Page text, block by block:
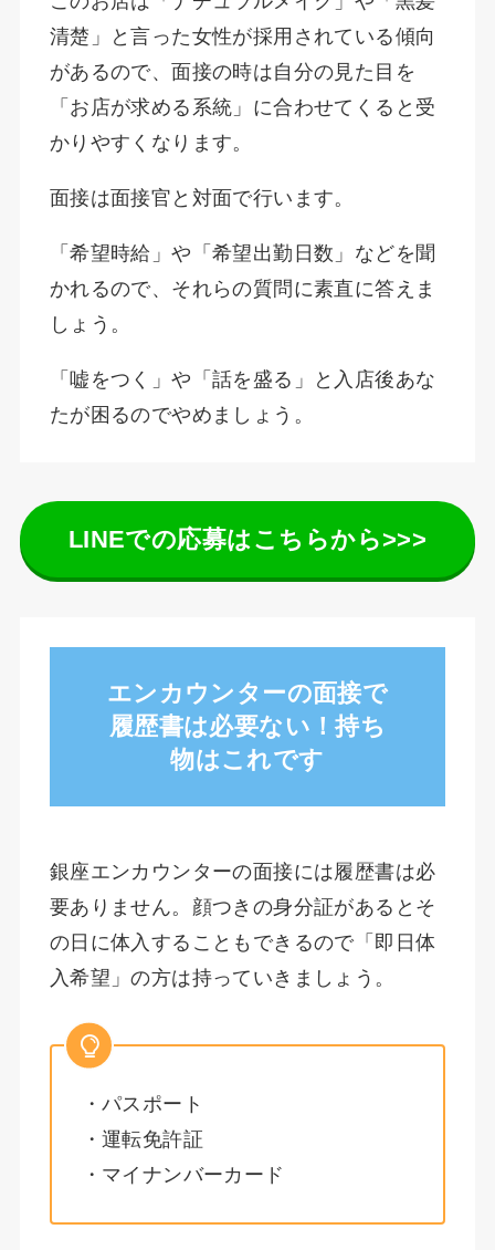
清楚」と言った女性が採用されている傾向
があるので、面接の時は自分の見た目を
「お店が求める系統」に合わせてくると受
かりやすくなります。
面接は面接官と対面で行います。
「希望時給」や「希望出勤日数」などを聞
かれるので、それらの質問に素直に答えま
しょう。
「嘘をつく」や「話を盛る」と入店後あな
たが困るのでやめましょう。
LINEでの応募はこちらから>>>
エンカウンターの面接で
履歴書は必要ない！持ち
物はこれです
銀座エンカウンターの面接には履歴書は必
要ありません。顔つきの身分証があるとそ
の日に体入することもできるので「即日体
入希望」の方は持っていきましょう。
・パスポート
・運転免許証
・マイナンバーカード